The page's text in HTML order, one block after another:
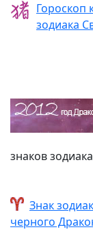
Гороскоп
зодиака
знаков
Знак
черного